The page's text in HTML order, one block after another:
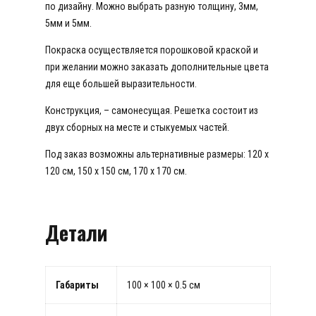
по дизайну. Можно выбрать разную толщину, 3мм,
5мм и 5мм.
Покраска осуществляется порошковой краской и
при желании можно заказать дополнительные цвета
для еще большей выразительности.
Конструкция, – самонесущая. Решетка состоит из
двух сборных на месте и стыкуемых частей.
Под заказ возможны альтернативные размеры: 120 х
120 см, 150 х 150 см, 170 х 170 см.
Детали
Габариты 100 × 100 × 0.5 см